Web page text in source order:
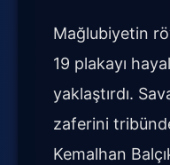
Mağlubiyetin
19 plakayı
yaklaştırdı.
zaferini
Kemalhan